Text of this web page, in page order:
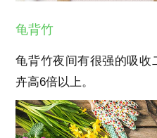
龟背竹
龟背竹夜间有很强的吸收
卉高6倍以上。